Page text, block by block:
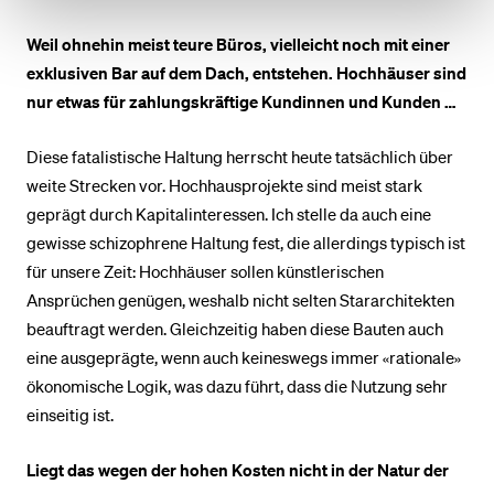
Weil ohnehin meist teure Büros, vielleicht noch mit einer
exklusiven Bar auf dem Dach, entstehen. Hochhäuser sind
nur etwas für zahlungskräftige Kundinnen und Kunden …
Diese fatalistische Haltung herrscht heute tatsächlich über
weite Strecken vor. Hochhausprojekte sind meist stark
geprägt durch Kapitalinteressen. Ich stelle da auch eine
gewisse schizophrene Haltung fest, die allerdings typisch ist
für unsere Zeit: Hochhäuser sollen künstlerischen
Ansprüchen genügen, weshalb nicht selten Stararchitekten
beauftragt werden. Gleichzeitig haben diese Bauten auch
eine ausgeprägte, wenn auch keineswegs immer «rationale»
ökonomische Logik, was dazu führt, dass die Nutzung sehr
einseitig ist.
Liegt das wegen der hohen Kosten nicht in der Natur der